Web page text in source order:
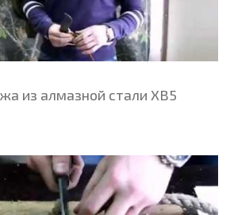
из алмазной стали ХВ5